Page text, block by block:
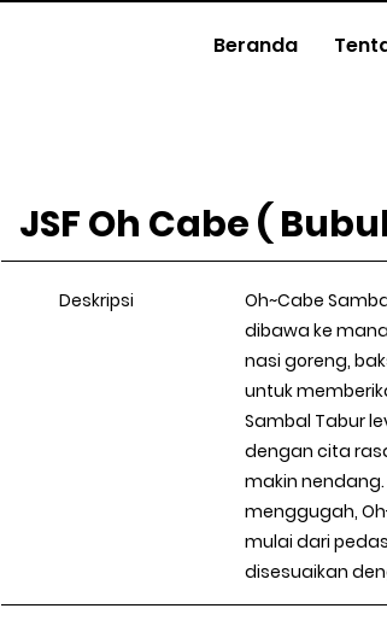
Beranda
JSF Oh Cabe (
Deskripsi
Oh~Cabe
dibawa ke
nasi goreng,
untuk
Sambal Tabur
dengan cita
makin
menggugah,
mulai dari
disesuaikan